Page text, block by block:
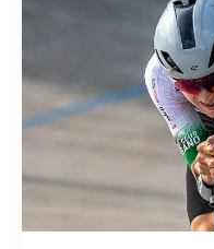
Calcagni
convocato
Nazionale
per